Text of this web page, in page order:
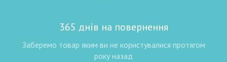
365 днів на повернення
Заберемо товар яким ви не користувалися протягом
року назад